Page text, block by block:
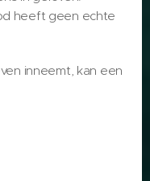
heeft geen echte
inneemt, kan een